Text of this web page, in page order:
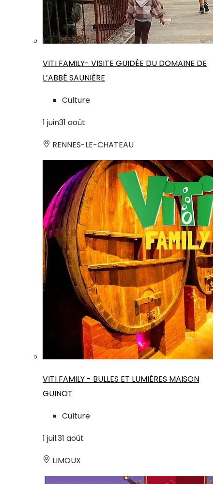
VITI FAMILY- VISITE GUIDÉE DU DOMAINE DE
L’ABBÉ SAUNIÈRE
Culture
1 juin31 août
RENNES-LE-CHATEAU
VITI FAMILY - BULLES ET LUMIÈRES MAISON
GUINOT
Culture
1 juil.31 août
LIMOUX